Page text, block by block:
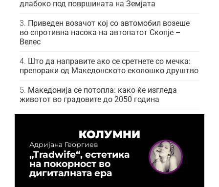
длабоко под површината на Земјата
Приведен возачот кој со автомобил возеше
во спротивна насока на автопатот Скопје –
Велес
Што да направите ако се сретнете со мечка:
препораки од Македонското еколошко друштво
Македонија се потопла: како ќе изгледа
животот во градовите до 2050 година
КОЛУМНИ
Адријана Георгиев
„Tradwife“, естетика
на покорност во
дигиталната ера